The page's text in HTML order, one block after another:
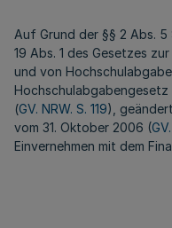
Auf Grund der §§ 2 Abs. 5
19 Abs. 1 des Gesetzes
und von
Hochschulabgabengesetz
(GV. NRW. S. 119),
vom 31. Oktober 2006 (
Einvernehmen mit dem